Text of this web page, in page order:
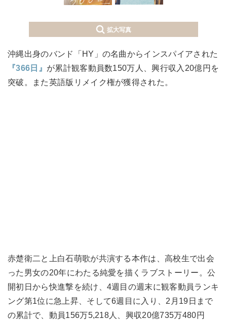
拡大写真
沖縄出身のバンド「HY」の名曲からインスパイアされた
『366日』 が累計観客動員数150万人、興行収入20億円を
突破。また英語版リメイク権が獲得された。
赤楚衛二と上白石萌歌が共演する本作は、高校生で出会
った男女の20年にわたる純愛を描くラブストーリー。公
開初日から快進撃を続け、4週目の週末に観客動員ランキ
ング第1位に急上昇、そして6週目に入り、2月19日まで
の累計で、動員156万5,218人、興収20億735万480円